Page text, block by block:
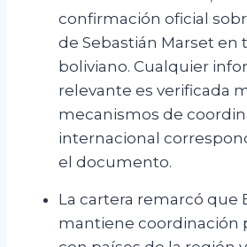
confirmación oficial
de Sebastián Marset en
boliviano. Cualquier
relevante es verificada
mecanismos de
internacional
el documento.
La cartera remarcó que
mantiene coordinación